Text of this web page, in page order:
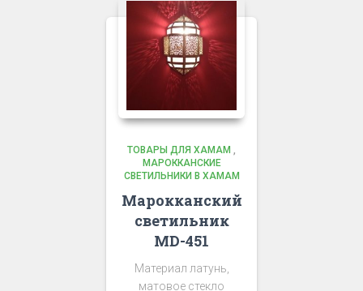
ТОВАРЫ ДЛЯ ХАМАМ
МАРОККАНСКИЕ
СВЕТИЛЬНИКИ В ХАМАМ
Марокканский
светильник
MD-451
Материал латунь,
матовое стекло